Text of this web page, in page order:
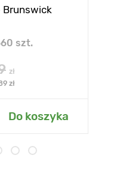
Brunswick
szt.
zł
zł
Do koszyka